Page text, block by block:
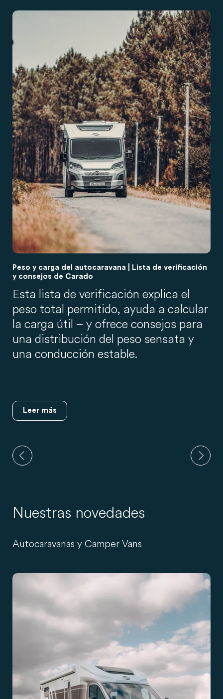
Peso y carga del autocaravana | Lista de verificación
y consejos de Carado
Esta lista de verificación explica el
peso total permitido, ayuda a calcular
la carga útil – y ofrece consejos para
una distribución del peso sensata y
una conducción estable.
Leer más
Nuestras novedades
Autocaravanas y Camper Vans